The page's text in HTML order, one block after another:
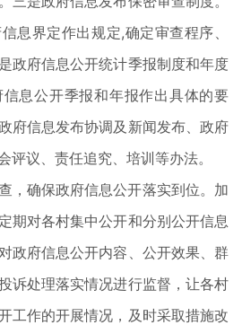
息界定作出规定,确定审查程序、
政府信息公开统计季报制度和年度
息公开季报和年报作出具体的要
府信息发布协调及新闻发布、政府
评议、责任追究、培训等办法。
，确保政府信息公开落实到位。加
期对各村集中公开和分别公开信息
政府信息公开内容、公开效果、群
诉处理落实情况进行监督，让各村
工作的开展情况，及时采取措施改